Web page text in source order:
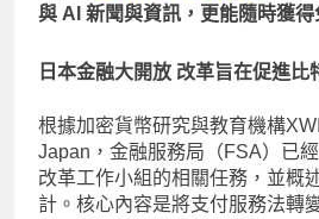
與 AI 新聞與資訊，更能隨時獲得
日本金融大開放 改革旨在促進比
根據加密貨幣研究與教育機構
Japan，金融服務局（FSA）已
改革工作小組的相關任務，並概
計。核心內容是將支付服務法轉